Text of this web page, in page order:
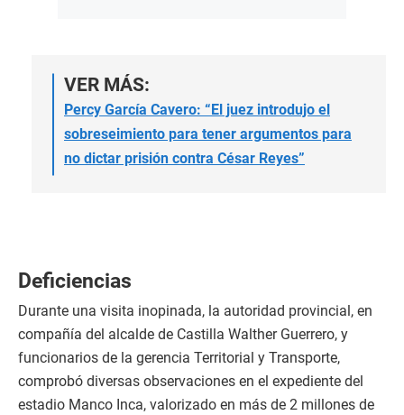
VER MÁS:
Percy García Cavero: “El juez introdujo el
sobreseimiento para tener argumentos para
no dictar prisión contra César Reyes”
Deficiencias
Durante una visita inopinada, la autoridad provincial, en
compañía del alcalde de Castilla Walther Guerrero, y
funcionarios de la gerencia Territorial y Transporte,
comprobó diversas observaciones en el expediente del
estadio Manco Inca, valorizado en más de 2 millones de